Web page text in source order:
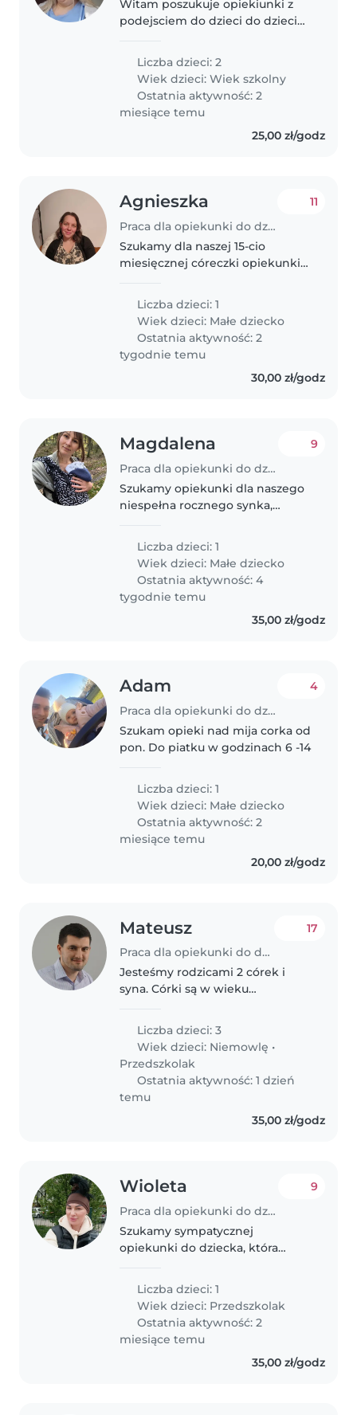
Witam poszukuje opiekiunki z
podejsciem do dzieci do dzieci
szykowanie do szkoly i
odprowadzenie ( okolo 6 razy)
oraz dwa razy w miesiącu zawsze
wychodzi środa..
Liczba dzieci: 2
Wiek dzieci:Wiek szkolny
Ostatnia aktywność: 2
miesiące temu
25,00 zł/godz
Agnieszka
Praca dla opiekunki do dziecka w Gliwice
11
Szukamy dla naszej 15-cio
miesięcznej córeczki opiekunki
kogoś, kto ma doświadczenie z
małymi dziećmi i ich pielęgnacją,
gdyby miał również
doświadczenie z..
Liczba dzieci: 1
Wiek dzieci: Małe dziecko
Ostatnia aktywność: 2
tygodnie temu
30,00 zł/godz
Magdalena
Praca dla opiekunki do dziecka w Gliwice
9
Szukamy opiekunki dla naszego
niespełna rocznego synka,
świata. Nasz syn uwielbia bawić
się i poznawać nowe rzeczy oraz
przebywać na dworze. Syn jest..
Liczba dzieci: 1
Wiek dzieci: Małe dziecko
Ostatnia aktywność: 4
tygodnie temu
35,00 zł/godz
Adam
Praca dla opiekunki do dziecka w Gliwice
4
Szukam opieki nad mija corka od
pon. Do piatku w godzinach 6 -14
Liczba dzieci: 1
Wiek dzieci: Małe dziecko
Ostatnia aktywność: 2
miesiące temu
20,00 zł/godz
Mateusz
Praca dla opiekunki do dziecka w Gliwice
17
Jesteśmy rodzicami 2 córek i
syna. Córki są w wieku
noworodkiem. Oboje pracujemy
zawodowo, często wiąże się to z
wyjazdami oraz nienormowanym
czasem pracy dlatego..
Liczba dzieci: 3
Wiek dzieci: Niemowlę •
Przedszkolak
Ostatnia aktywność: 1 dzień
temu
35,00 zł/godz
Wioleta
Praca dla opiekunki do dziecka w Gliwice
9
Szukamy sympatycznej
opiekunki do dziecka, która
synkowi z odrabianiem zadań
domowych. Nasz maluch to
przyjazny, gadanliwy i zabawny
chłopczyk, który uwielbia..
Liczba dzieci: 1
Wiek dzieci: Przedszkolak
Ostatnia aktywność: 2
miesiące temu
35,00 zł/godz